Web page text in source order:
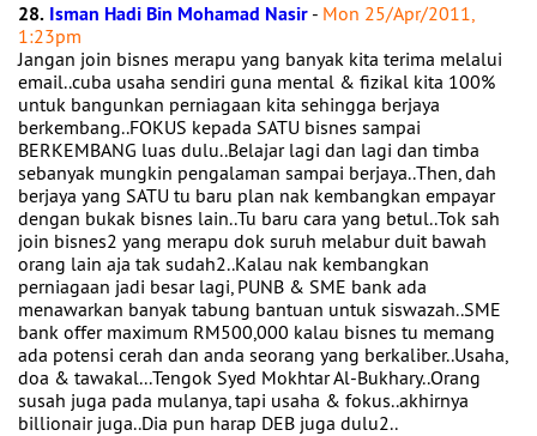
28. Isman Hadi Bin Mohamad Nasir - Mon 25/Apr/2011,
1:23pm
Jangan join bisnes merapu yang banyak kita terima melalui
email..cuba usaha sendiri guna mental & fizikal kita 100%
untuk bangunkan perniagaan kita sehingga berjaya
berkembang..FOKUS kepada SATU bisnes sampai
BERKEMBANG luas dulu..Belajar lagi dan lagi dan timba
sebanyak mungkin pengalaman sampai berjaya..Then, dah
berjaya yang SATU tu baru plan nak kembangkan empayar
dengan bukak bisnes lain..Tu baru cara yang betul..Tok sah
join bisnes2 yang merapu dok suruh melabur duit bawah
orang lain aja tak sudah2..Kalau nak kembangkan
perniagaan jadi besar lagi, PUNB & SME bank ada
menawarkan banyak tabung bantuan untuk siswazah..SME
bank offer maximum RM500,000 kalau bisnes tu memang
ada potensi cerah dan anda seorang yang berkaliber..Usaha,
doa & tawakal...Tengok Syed Mokhtar Al-Bukhary..Orang
susah juga pada mulanya, tapi usaha & fokus..akhirnya
billionair juga..Dia pun harap DEB juga dulu2..